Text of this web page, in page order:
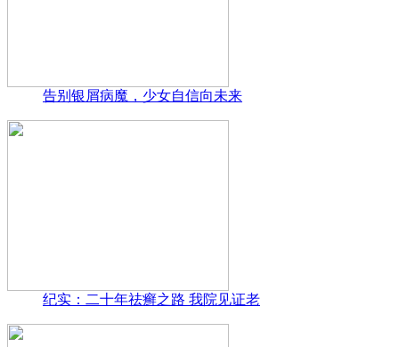
告别银屑病魔，少女自信向未来
纪实：二十年祛癣之路 我院见证老